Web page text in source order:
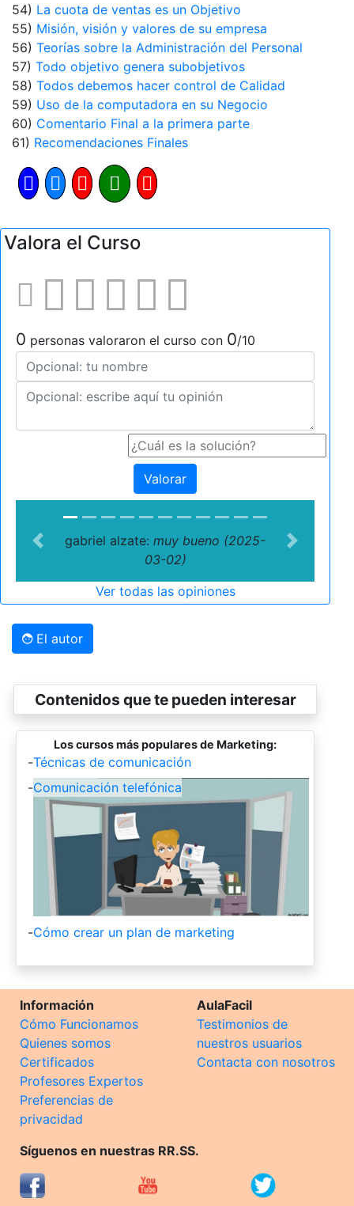
54) La cuota de ventas es un Objetivo
55) Misión, visión y valores de su empresa
56) Teorías sobre la Administración del Personal
57) Todo objetivo genera subobjetivos
58) Todos debemos hacer control de Calidad
59) Uso de la computadora en su Negocio
60) Comentario Final a la primera parte
61) Recomendaciones Finales
Valora el Curso
0 personas valoraron el curso con 0/10
Valorar
gabriel alzate: muy bueno (2025-
03-02)
Previous Next
Ver todas las opiniones
El autor
Contenidos que te pueden interesar
Los cursos más populares de Marketing:
-Técnicas de comunicación
-Comunicación telefónica
-Cómo crear un plan de marketing
Información
Cómo Funcionamos
Quienes somos
Certificados
Profesores Expertos
Preferencias de
privacidad
AulaFacil
Testimonios de
nuestros usuarios
Contacta con nosotros
Síguenos en nuestras RR.SS.